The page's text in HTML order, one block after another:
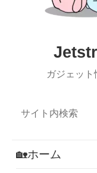
ガジェッ
🏡ホーム